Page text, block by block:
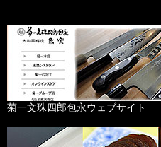
菊一文珠四郎包永ウェブサイト